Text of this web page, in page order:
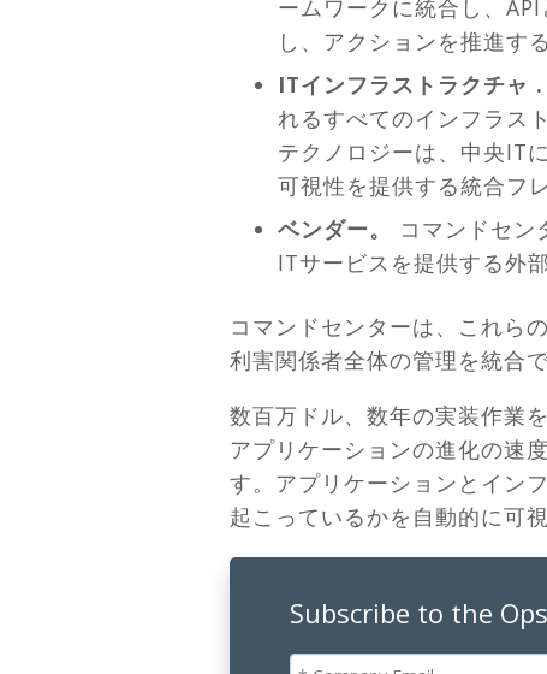
ームワークに統合し、
し、アクションを推進す
ITインフラストラクチャ .
れるすべてのインフラス
テクノロジーは、中央IT
可視性を提供する統合フ
ベンダー。 コマンドセン
ITサービスを提供する外
コマンドセンターは、これら
利害関係者全体の管理を統合
数百万ドル、数年の実装作業
アプリケーションの進化の速
す。アプリケーションとイン
起こっているかを自動的に可
Subscribe to the